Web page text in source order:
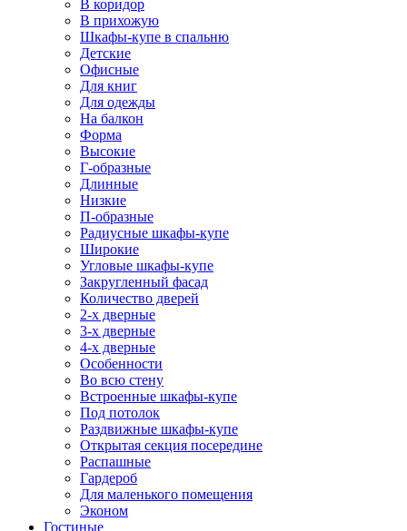
В коридор
В прихожую
Шкафы-купе в спальню
Детские
Офисные
Для книг
Для одежды
На балкон
Форма
Высокие
Г-образные
Длинные
Низкие
П-образные
Радиусные шкафы-купе
Широкие
Угловые шкафы-купе
Закругленный фасад
Количество дверей
2-х дверные
3-х дверные
4-х дверные
Особенности
Во всю стену
Встроенные шкафы-купе
Под потолок
Раздвижные шкафы-купе
Открытая секция посередине
Распашные
Гардероб
Для маленького помещения
Эконом
Гостиные